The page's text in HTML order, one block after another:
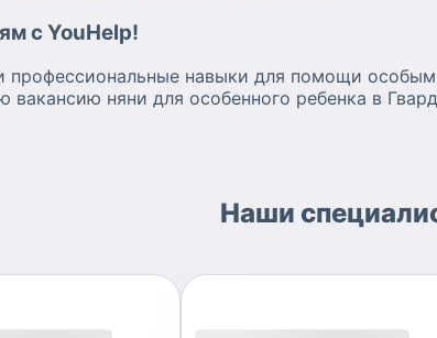
с YouHelp!
профессиональные навыки для помощи
няни для особенного ребенка в
Наши